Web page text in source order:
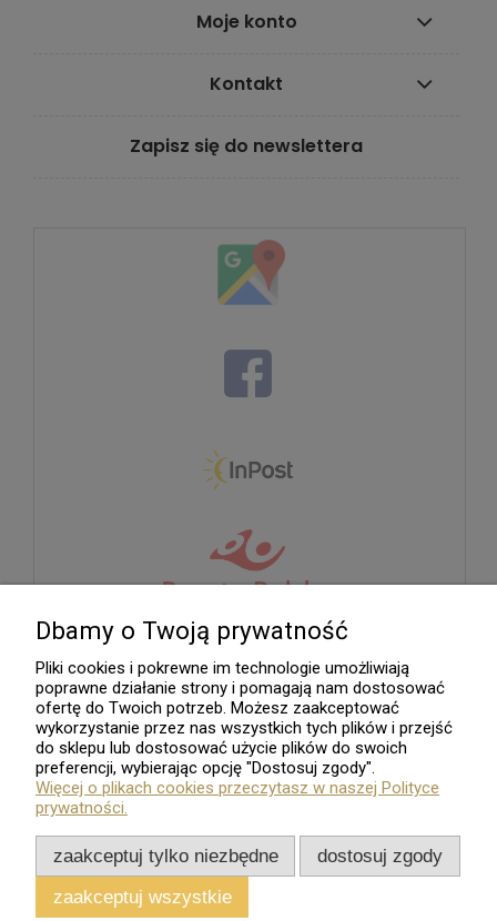
Moje konto
Kontakt
Zapisz się do newslettera
Sklep internetowy
Shoper.pl
Wszelkie Prawa Zastrzeżone - 2026. Sklep Numizmatyczny.Com
Dbamy o Twoją prywatność
Pliki cookies i pokrewne im technologie umożliwiają
poprawne działanie strony i pomagają nam dostosować
ofertę do Twoich potrzeb. Możesz zaakceptować
wykorzystanie przez nas wszystkich tych plików i przejść
do sklepu lub dostosować użycie plików do swoich
preferencji, wybierając opcję "Dostosuj zgody".
Więcej o plikach cookies przeczytasz w naszej Polityce
prywatności.
zaakceptuj tylko niezbędne
dostosuj zgody
zaakceptuj wszystkie